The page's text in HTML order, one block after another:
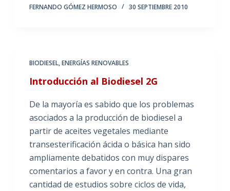
FERNANDO GÓMEZ HERMOSO 30 SEPTIEMBRE 2010
BIODIESEL,ENERGÍAS RENOVABLES
Introducción al Biodiesel 2G
De la mayoría es sabido que los problemas
asociados a la producción de biodiesel a
partir de aceites vegetales mediante
transesterificación ácida o básica han sido
ampliamente debatidos con muy dispares
comentarios a favor y en contra. Una gran
cantidad de estudios sobre ciclos de vida,